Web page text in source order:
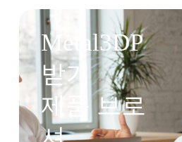
Metal3DP
받기
제품 브로